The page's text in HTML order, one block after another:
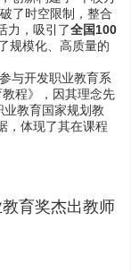
了时空限制，整合
力，吸引了全国100
规模化、高质量的
与开发职业教育系
程》，因其理念先
业教育国家规划教
，体现了其在课程
育奖杰出教师